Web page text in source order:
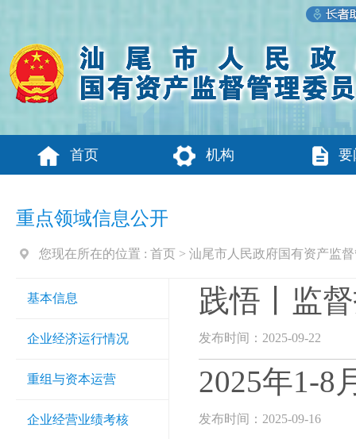
首页 机构 要
重点领域信息公开
您现在所在的位置 : 首页 > 汕尾市人民政府国有资产监
基本信息
企业经济运行情况
重组与资本运营
企业经营业绩考核
践悟丨监
发布时间：2025-09-22
2025年1-8
发布时间：2025-09-16